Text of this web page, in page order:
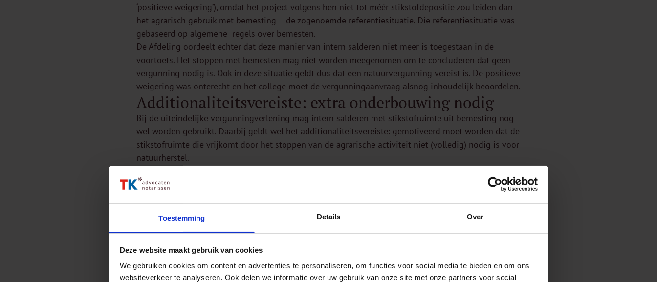
Toestemming Details Over
Deze website maakt gebruik van cookies
We gebruiken cookies om content en advertenties te personaliseren, om functies voor social media te bieden en om ons
websiteverkeer te analyseren. Ook delen we informatie over uw gebruik van onze site met onze partners voor social
‘positieve weigering’), omdat het project volgens hen niet tot méér stikstofdepositie zou leiden dan
het agrarisch gebruik met bemesting – de zogenoemde referentiesituatie. Die referentiesituatie was
gebaseerd op algemene regels over bemesten.
De Afdeling oordeelt echter dat deze manier van intern salderen niet meer is toegestaan in de
voortoets. Het stoppen met bemesten mag niet worden meegenomen om te concluderen dat geen
vergunning nodig is. Ook in deze situatie geldt dus dat een natuurvergunning vereist is. De positieve
weigering was onterecht en het college moet de vergunningaanvraag alsnog inhoudelijk beoordelen.
Additionaliteitsvereiste: extra onderbouwing nodig
Bij de uiteindelijke vergunningverlening mag intern salderen met stikstofruimte uit bemesting nog
wel worden gebruikt. Daarbij geldt wel het additionaliteitsvereiste: gemotiveerd moet worden dat de
stikstofruimte die vrijkomt door het stoppen van de agrarische activiteit niet (volledig) nodig is voor
natuurherstel.
gronden.
Meer informatie?
Heb je vragen of wil je meer informatie? Neem contact op met Zerliene, advocaat publiekrecht.
Vertel het verder